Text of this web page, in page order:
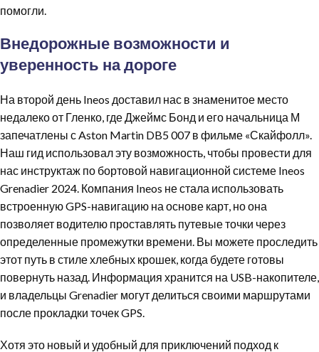
помогли.
Внедорожные возможности и
уверенность на дороге
На второй день Ineos доставил нас в знаменитое место
недалеко от Гленко, где Джеймс Бонд и его начальница М
запечатлены с Aston Martin DB5 007 в фильме «Скайфолл».
Наш гид использовал эту возможность, чтобы провести для
нас инструктаж по бортовой навигационной системе Ineos
Grenadier 2024. Компания Ineos не стала использовать
встроенную GPS-навигацию на основе карт, но она
позволяет водителю проставлять путевые точки через
определенные промежутки времени. Вы можете проследить
этот путь в стиле хлебных крошек, когда будете готовы
повернуть назад. Информация хранится на USB-накопителе,
и владельцы Grenadier могут делиться своими маршрутами
после прокладки точек GPS.
Хотя это новый и удобный для приключений подход к